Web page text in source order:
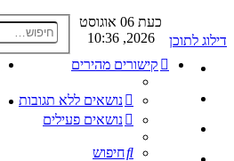
דילוג לתוכן
קישורים מהירים
נושאים ללא תגובות
נושאים פעילים
חיפוש
כעת 06 אוגוסט
2026, 10:36